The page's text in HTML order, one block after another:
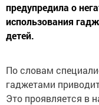
предупредила о
использования
детей.
По словам
гаджетами
Это проявляется в